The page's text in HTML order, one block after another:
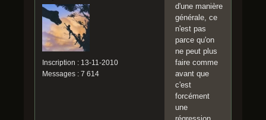
Inscription : 13-11-2010
Messages : 7 614
d'une manière
générale, ce
n'est pas
parce qu'on
ne peut plus
faire comme
avant que
c'est
forcément
une